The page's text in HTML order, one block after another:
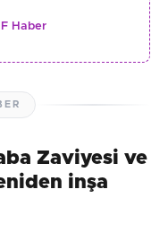
Haber
Zaviyesi ve
inşa